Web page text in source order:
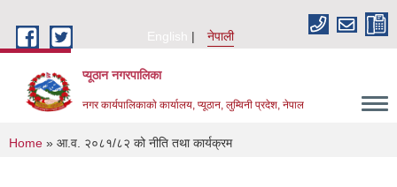
English
नेपाली
प्यूठान नगरपालिका
नगर कार्यपालिकाकाे कार्यालय, प्यूठान, लुम्विनी प्रदेश, नेपाल
You are here
Home » आ.व. २०८१/८२ को नीति तथा कार्यक्रम